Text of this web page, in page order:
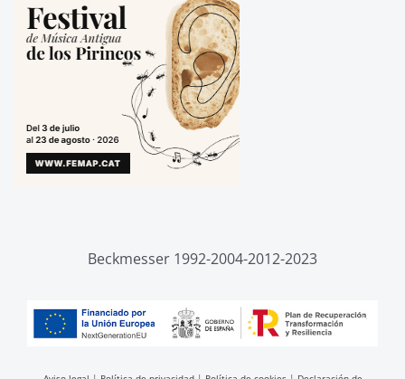
Beckmesser 1992-2004-2012-2023